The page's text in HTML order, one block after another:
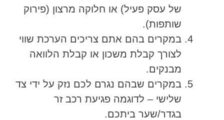
של עסק פעיל) או חלוקה מרצון (פירוק
שותפות).
במקרים בהם אתם צריכים הערכת שווי
לצורך קבלת משכון או קבלת הלוואה
מבנקים.
במקרים שבהם נגרם לכם נזק על ידי צד
שלישי – לדוגמה פגיעת רכב זר
בגדר/שער ביתכם.